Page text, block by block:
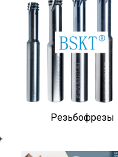
Резьбофрезы